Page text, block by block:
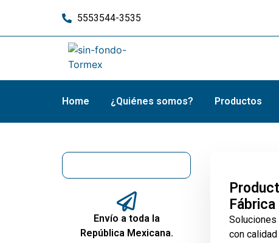
5553544-3535
Home ¿Quiénes somos? Productos
Envío a toda la
República Mexicana.
Fábrica
con